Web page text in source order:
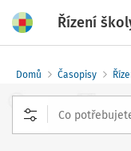
Řízení
Domů Časopisy